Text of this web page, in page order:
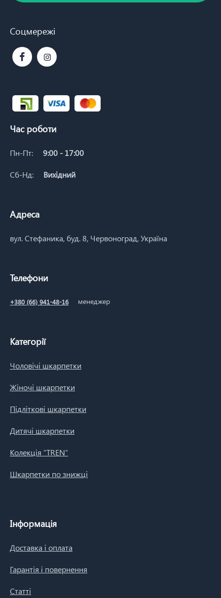
Соцмережі
Час роботи
Пн-Пт: 9:00 - 17:00
Сб-Нд: Вихідний
Адреса
вул. Стефаника, буд. 8, Червоноград, Україна
Телефони
+380 (66) 941-48-16 менеджер
Категорії
Чоловічі шкарпетки
Жіночі шкарпетки
Підліткові шкарпетки
Дитячі шкарпетки
Колекція “TREN”
Шкарпетки по знижці
Інформація
Доставка і оплата
Гарантія і повернення
Статті